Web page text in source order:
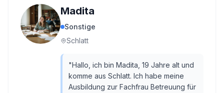
Madita
Sonstige
Schlatt
"Hallo, ich bin Madita, 19 Jahre alt und
komme aus Schlatt. Ich habe meine
Ausbildung zur Fachfrau Betreuung für